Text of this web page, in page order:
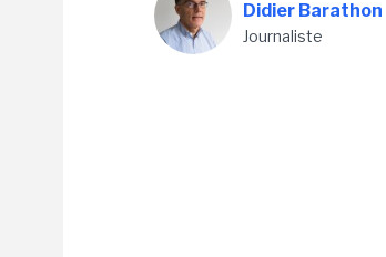
Didier Barathon
Journaliste